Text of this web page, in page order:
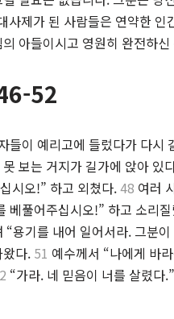
사제가 된 사람들은 연약한
아들이시고 영원히 완전하
52
들이 예리고에 들렀다가 다시
보는 거지가 길가에 앉아 있
시오!” 하고 외쳤다.48 여러
베풀어주십시오!” 하고 소리
“용기를 내어 일어서라. 그분
다. 51 예수께서 “나에게 바
“가라. 네 믿음이 너를 살렸다